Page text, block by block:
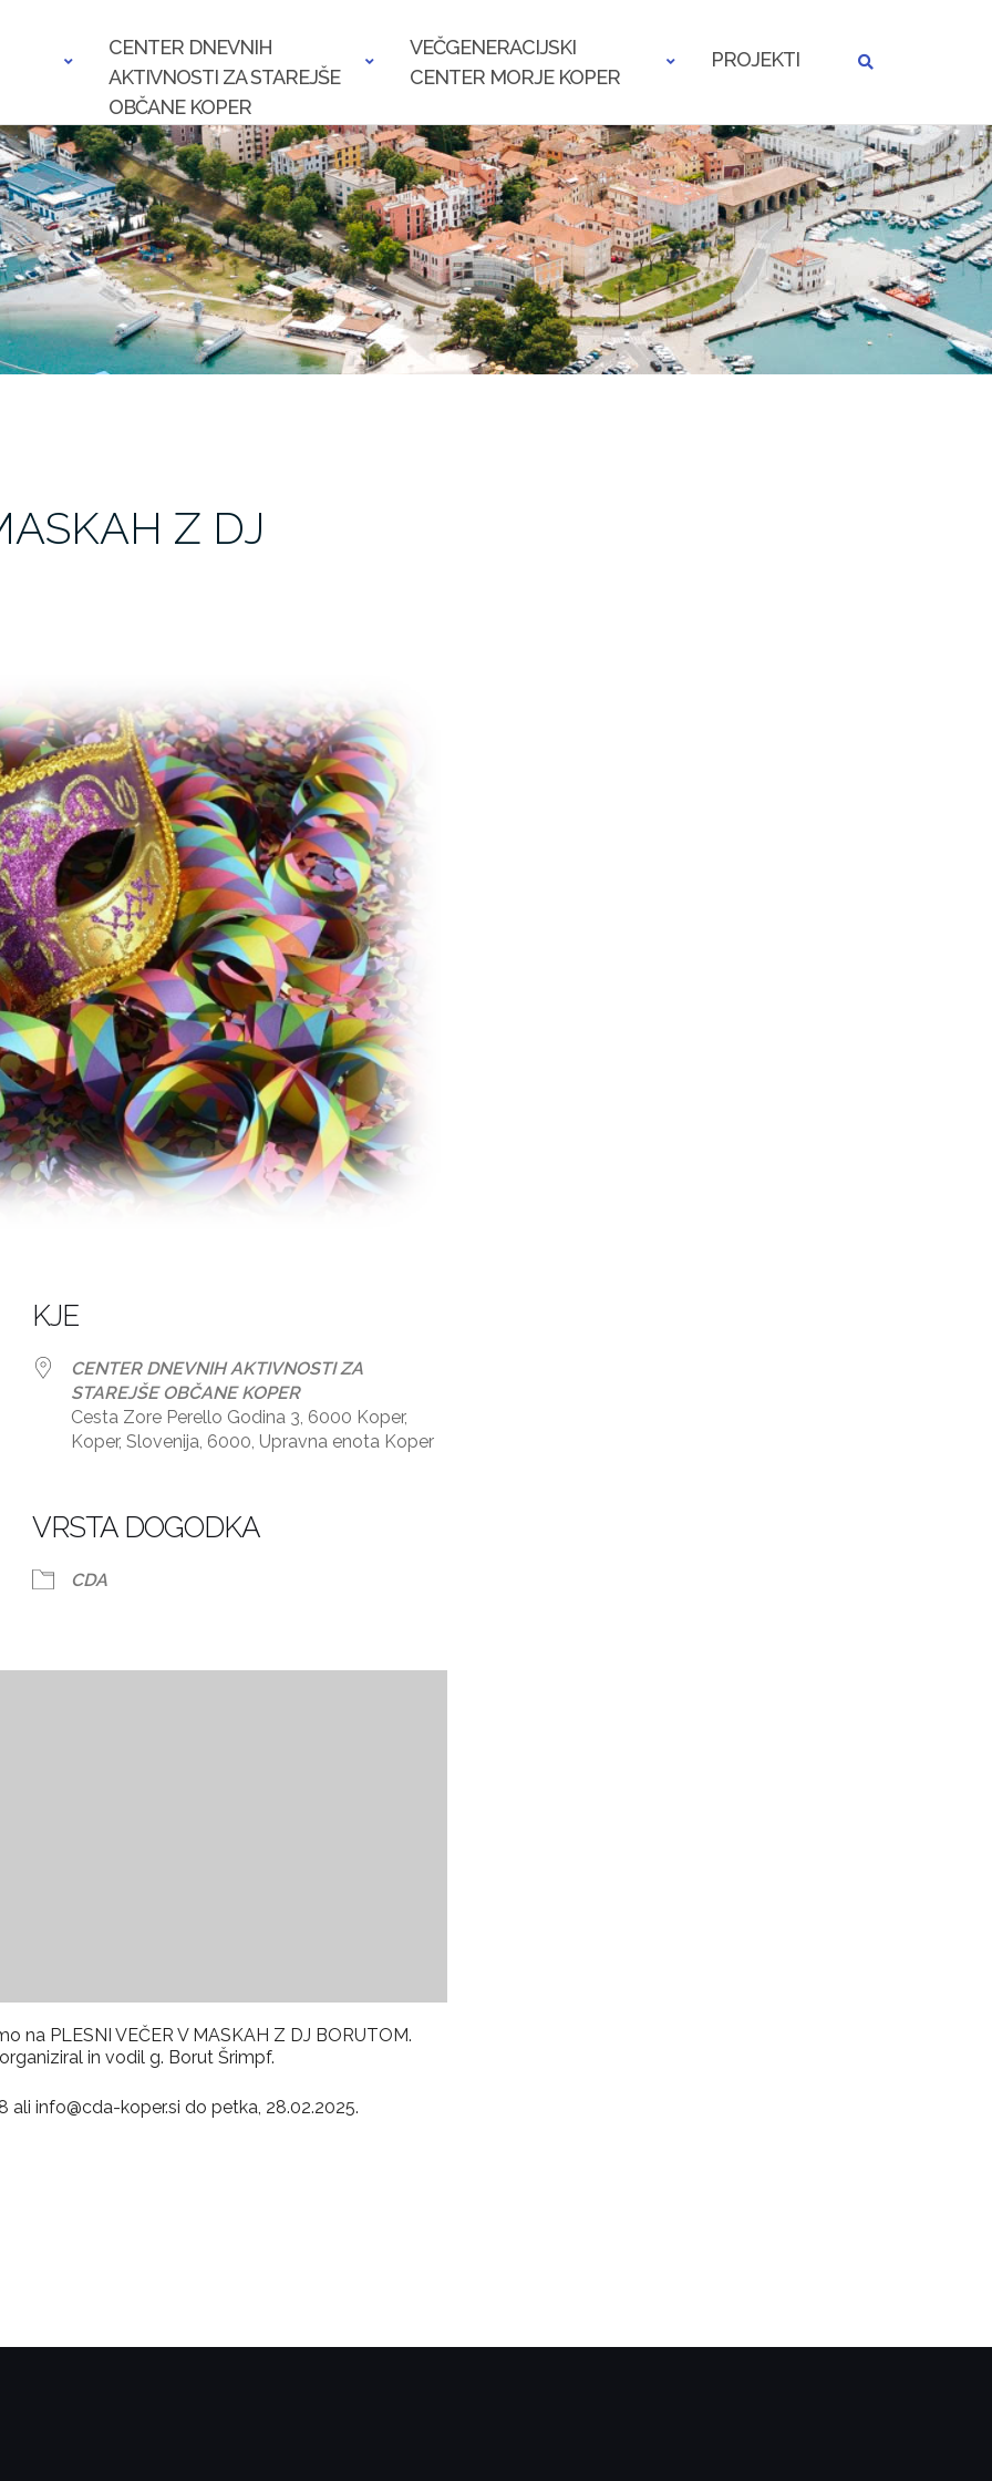
CENTER DNEVNIH
AKTIVNOSTI ZA STAREJŠE
OBČANE KOPER
VEČGENERACIJSKI
CENTER MORJE KOPER
PROJEKTI
Z DJ
KJE
CENTER DNEVNIH AKTIVNOSTI ZA
STAREJŠE OBČANE KOPER
Cesta Zore Perello Godina 3, 6000 Koper,
Koper, Slovenija, 6000, Upravna enota Koper
VRSTA DOGODKA
CDA
na PLESNI VEČER V MASKAH Z DJ BORUTOM.
in vodil g. Borut Šrimpf.
ali info@cda-koper.si do petka, 28.02.2025.